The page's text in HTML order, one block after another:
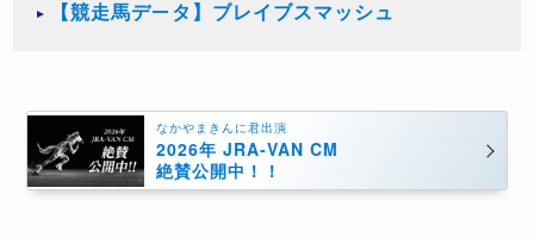
【競走馬データ】ブレイブスマッシュ
なかやまきんに君出演
2026年 JRA-VAN CM
絶賛公開中！！